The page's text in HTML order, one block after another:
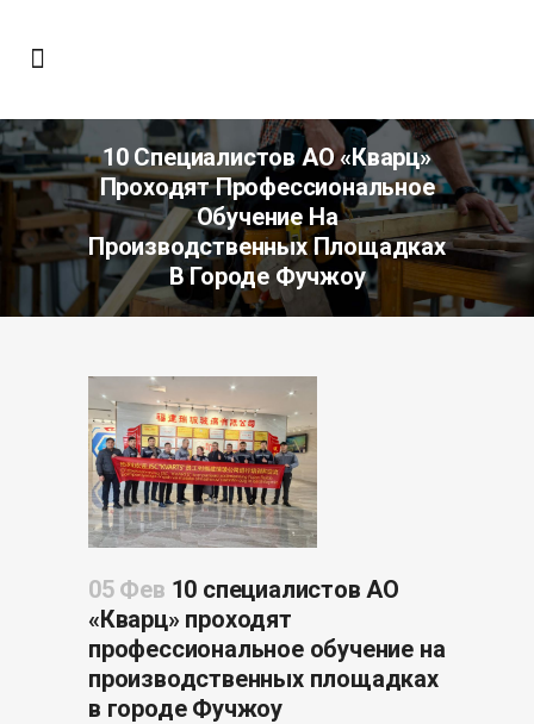
10 Специалистов АО «Кварц»
Проходят Профессиональное
Обучение На
Производственных Площадках
В Городе Фучжоу
05 Фев 10 специалистов АО
«Кварц» проходят
профессиональное обучение на
производственных площадках
в городе Фучжоу